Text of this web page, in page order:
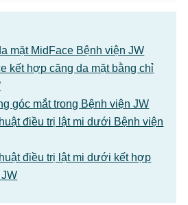
mặt MidFace Bệnh viện JW
kết hợp căng da mặt bằng chỉ
góc mắt trong Bệnh viện JW
điều trị lật mi dưới Bệnh viện
điều trị lật mi dưới kết hợp